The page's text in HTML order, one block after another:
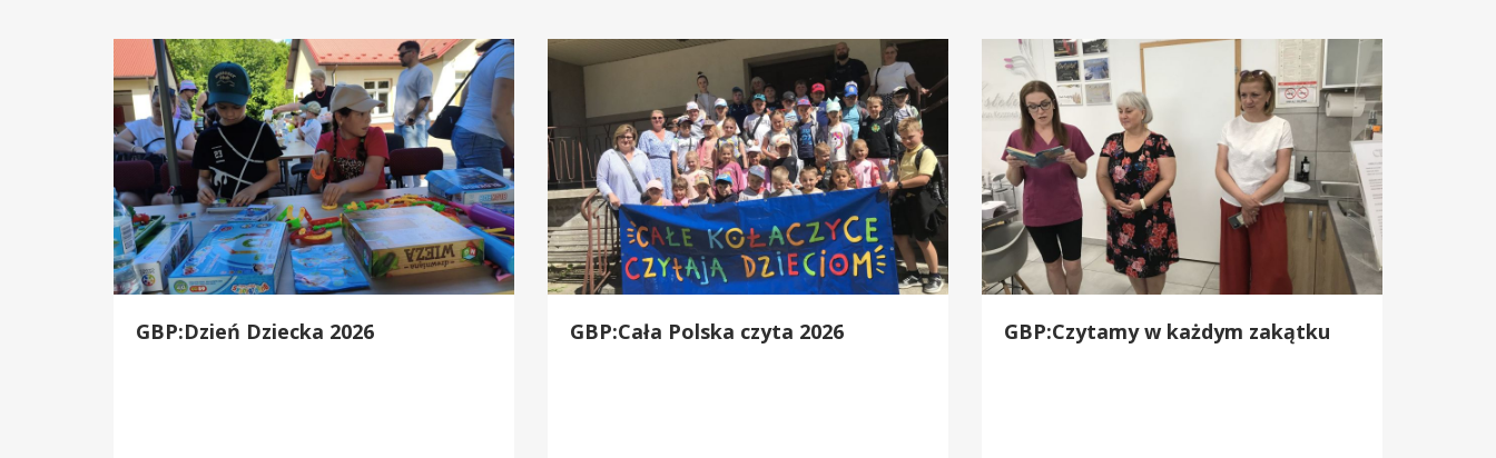
GBP:Dzień Dziecka 2026
GBP:Dzień Dziecka 2026
GBP:Cała Polska czyta 2026
GBP:Cała Polska czyta 2026
GBP:Czytamy w każdym zakątku
GBP:Czytamy w każdym zakątku